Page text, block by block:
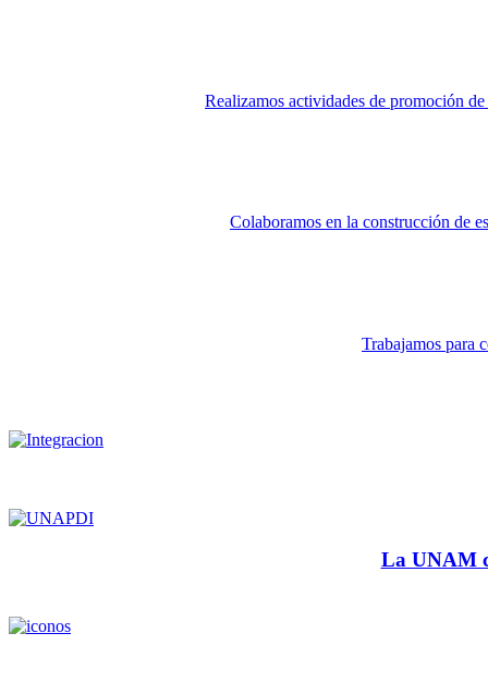
Realizamos actividades de promoción
Colaboramos en la construcción de
Trabajamos para
La UNAM